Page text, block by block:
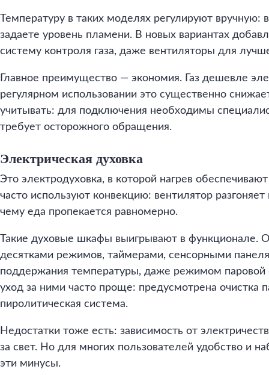
Температуру в таких моделях регулируют вручную:
задаете уровень пламени. В новых вариантах
систему контроля газа, даже вентиляторы для
Главное преимущество — экономия. Газ дешевле
регулярном использовании это существенно
учитывать: для подключения необходимы
требует осторожного обращения.
Электрическая духовка
Это электродуховка, в которой нагрев
часто используют конвекцию: вентилятор разгоняет
чему еда пропекается равномерно.
Такие духовые шкафы выигрывают в функционале.
десятками режимов, таймерами, сенсорными
поддержания температуры, даже режимом паровой
уход за ними часто проще: предусмотрена очистка
пиролитическая система.
Недостатки тоже есть: зависимость от
за свет. Но для многих пользователей удобство и
эти минусы.